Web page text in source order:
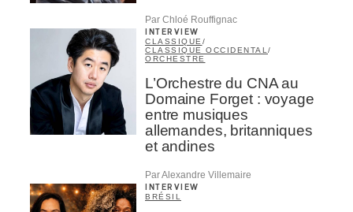
Par Chloé Rouffignac
INTERVIEW
CLASSIQUE /
CLASSIQUE OCCIDENTAL /
ORCHESTRE
L’Orchestre du CNA au
Domaine Forget : voyage
entre musiques
allemandes, britanniques
et andines
Par Alexandre Villemaire
INTERVIEW
BRÉSIL